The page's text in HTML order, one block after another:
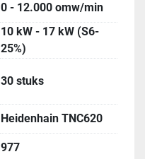
0 - 12.000 omw/min
10 kW - 17 kW (S6-
25%)
30 stuks
Heidenhain TNC620
977